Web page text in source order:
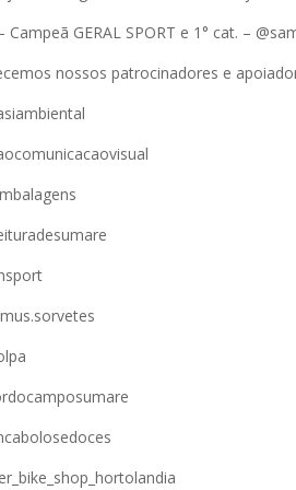
Campeã GERAL SPORT e 1° cat. –
nossos patrocinadores e